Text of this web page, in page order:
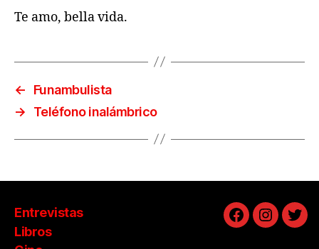
Te amo, bella vida.
←
Funambulista
→
Teléfono inalámbrico
Entrevistas
Libros
Facebook